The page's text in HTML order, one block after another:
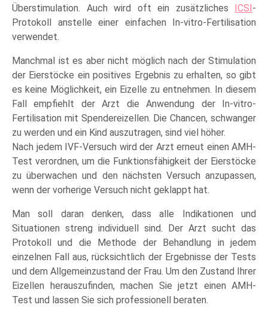
Überstimulation. Auch wird oft ein zusätzliches ICSI-
Protokoll anstelle einer einfachen In-vitro-Fertilisation
verwendet.
Manchmal ist es aber nicht möglich nach der Stimulation
der Eierstöcke ein positives Ergebnis zu erhalten, so gibt
es keine Möglichkeit, ein Eizelle zu entnehmen. In diesem
Fall empfiehlt der Arzt die Anwendung der In-vitro-
Fertilisation mit Spendereizellen. Die Chancen, schwanger
zu werden und ein Kind auszutragen, sind viel höher.
Nach jedem IVF-Versuch wird der Arzt erneut einen AMH-
Test verordnen, um die Funktionsfähigkeit der Eierstöcke
zu überwachen und den nächsten Versuch anzupassen,
wenn der vorherige Versuch nicht geklappt hat.
Man soll daran denken, dass alle Indikationen und
Situationen streng individuell sind. Der Arzt sucht das
Protokoll und die Methode der Behandlung in jedem
einzelnen Fall aus, rücksichtlich der Ergebnisse der Tests
und dem Allgemeinzustand der Frau. Um den Zustand Ihrer
Eizellen herauszufinden, machen Sie jetzt einen AMH-
Test und lassen Sie sich professionell beraten.